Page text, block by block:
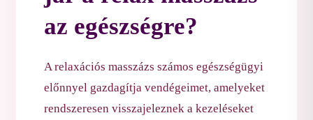
az egészségre?
A relaxációs masszázs számos egészségügyi
előnnyel gazdagítja vendégeimet, amelyeket
rendszeresen visszajeleznek a kezeléseket